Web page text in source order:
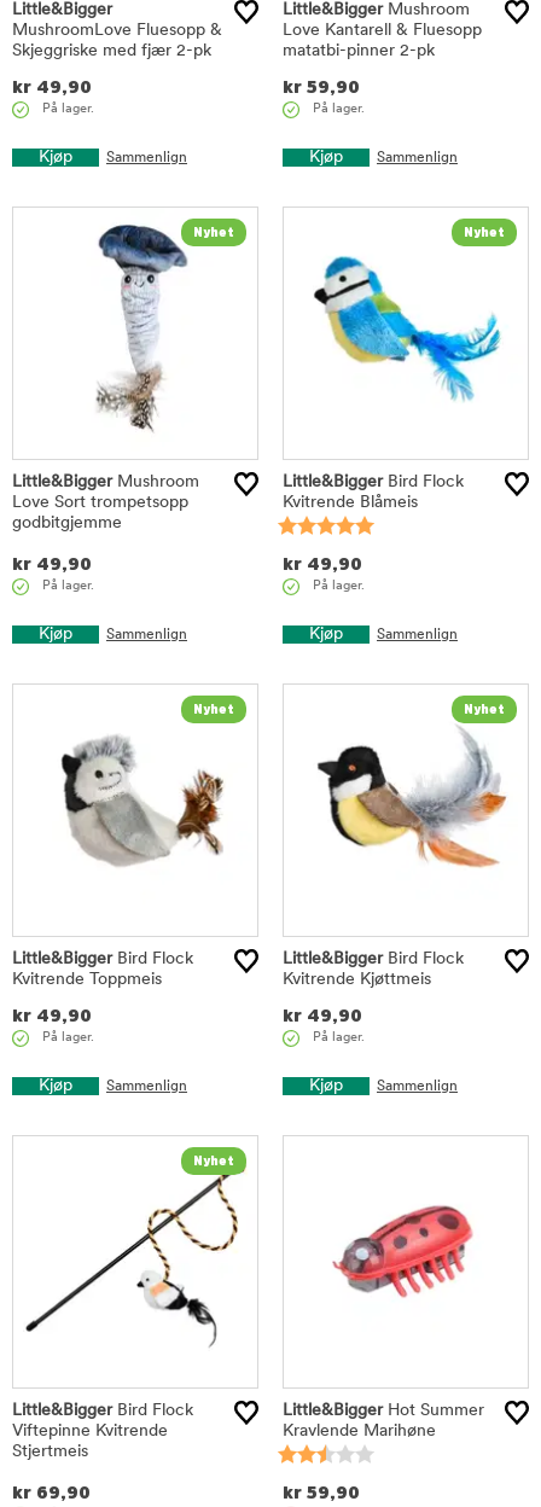
Little&Bigger
MushroomLove Fluesopp &
Skjeggriske med fjær 2-pk
kr 49,90
På lager.
Kjøp Sammenlign
Little&BiggerMushroom
Love Kantarell & Fluesopp
matatbi-pinner 2-pk
kr 59,90
På lager.
Kjøp Sammenlign
Little&BiggerMushroom
Love Sort trompetsopp
godbitgjemme
kr 49,90
På lager.
Kjøp Sammenlign
Little&BiggerBird Flock
Kvitrende Blåmeis
kr 49,90
På lager.
Kjøp Sammenlign
Little&BiggerBird Flock
Kvitrende Toppmeis
kr 49,90
På lager.
Kjøp Sammenlign
Little&BiggerBird Flock
Kvitrende Kjøttmeis
kr 49,90
På lager.
Kjøp Sammenlign
Little&BiggerBird Flock
Viftepinne Kvitrende
Stjertmeis
kr 69,90
Little&BiggerHot Summer
Kravlende Marihøne
kr 59,90